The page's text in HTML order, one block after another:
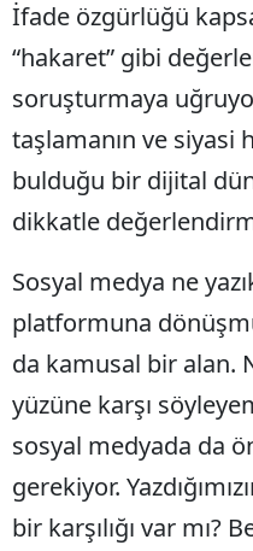
İfade özgürlüğü
“hakaret” gibi
soruşturmaya
taşlamanın ve siyasi
bulduğu bir dijital
dikkatle
Sosyal medya ne
platformuna
da kamusal bir alan.
yüzüne karşı
sosyal medyada da
gerekiyor.
bir karşılığı var mı?